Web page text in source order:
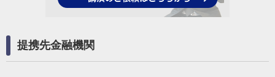
提携先金融機関